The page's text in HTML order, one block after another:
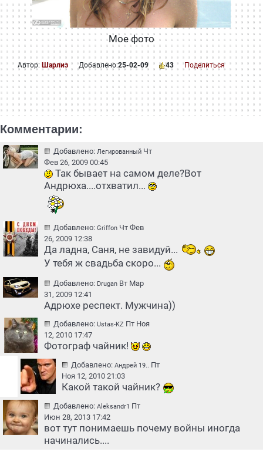
Мое фото
Автор: Шарлиз Добавлено:25-02-09 43 Поделиться
Комментарии:
Добавлено: Легированный Чт
Фев 26, 2009 00:45
Так бывает на самом деле?Вот
Андрюха....отхватил...
Добавлено: Griffon Чт Фев
26, 2009 12:38
Да ладна, Саня, не завидуй...
У тебя ж свадьба скоро...
Добавлено: Drugan Вт Мар
31, 2009 12:41
Адрюхе респект. Мужчина))
Добавлено: Ustas-KZ Пт Ноя
12, 2010 17:47
Фотограф чайник!
Добавлено: Андрей 19.. Пт
Ноя 12, 2010 21:03
Какой такой чайник?
Добавлено: Aleksandr1 Пт
Июн 28, 2013 17:42
вот тут понимаешь почему войны иногда
начинались....